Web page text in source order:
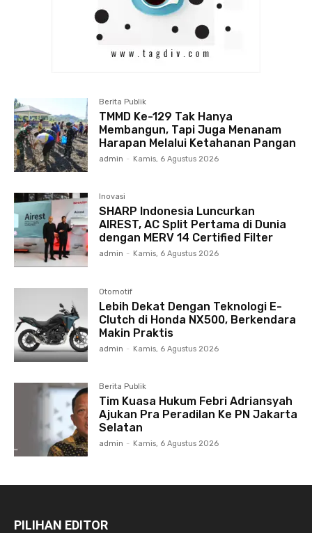
Berita Publik
TMMD Ke-129 Tak Hanya
Membangun, Tapi Juga Menanam
Harapan Melalui Ketahanan Pangan
admin - Kamis, 6 Agustus 2026
Inovasi
SHARP Indonesia Luncurkan
AIREST, AC Split Pertama di Dunia
dengan MERV 14 Certified Filter
admin - Kamis, 6 Agustus 2026
Otomotif
Lebih Dekat Dengan Teknologi E-
Clutch di Honda NX500, Berkendara
Makin Praktis
admin - Kamis, 6 Agustus 2026
Berita Publik
Tim Kuasa Hukum Febri Adriansyah
Ajukan Pra Peradilan Ke PN Jakarta
Selatan
admin - Kamis, 6 Agustus 2026
PILIHAN EDITOR